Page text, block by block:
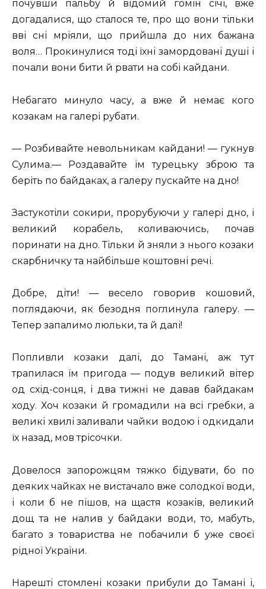
почувши пальбу й відомий гомін січі, вже
догадалися, що сталося те, про що вони тільки
вві сні мріяли, що прийшла до них бажана
воля… Прокинулися тоді їхні замордовані душі і
почали вони бити й рвати на собі кайдани.
Небагато минуло часу, а вже й немає кого
козакам на галері рубати.
— Розбивайте невольникам кайдани! — гукнув
Сулима.— Роздавайте їм турецьку зброю та
беріть по байдаках, а галеру пускайте на дно!
Застукотіли сокири, прорубуючи у галері дно, і
великий корабель, коливаючись, почав
поринати на дно. Тільки й зняли з нього козаки
скарбничку та найбільше коштовні речі.
Добре, діти! — весело говорив кошовий,
поглядаючи, як безодня поглинула галеру. —
Тепер запалимо люльки, та й далі!
Попливли козаки далі, до Тамані, аж тут
трапилася їм пригода — подув великий вітер
од схід-сонця, і два тижні не давав байдакам
ходу. Хоч козаки й громадили на всі гребки, а
великі хвилі заливали чайки водою і одкидали
їх назад, мов трісочки.
Довелося запорожцям тяжко бідувати, бо по
деяких чайках не вистачало вже солодкої води,
і коли б не пішов, на щастя козаків, великий
дощ та не налив у байдаки води, то, мабуть,
багато з товариства не побачили б уже своєї
рідної України.
Нарешті стомлені козаки прибули до Тамані і,